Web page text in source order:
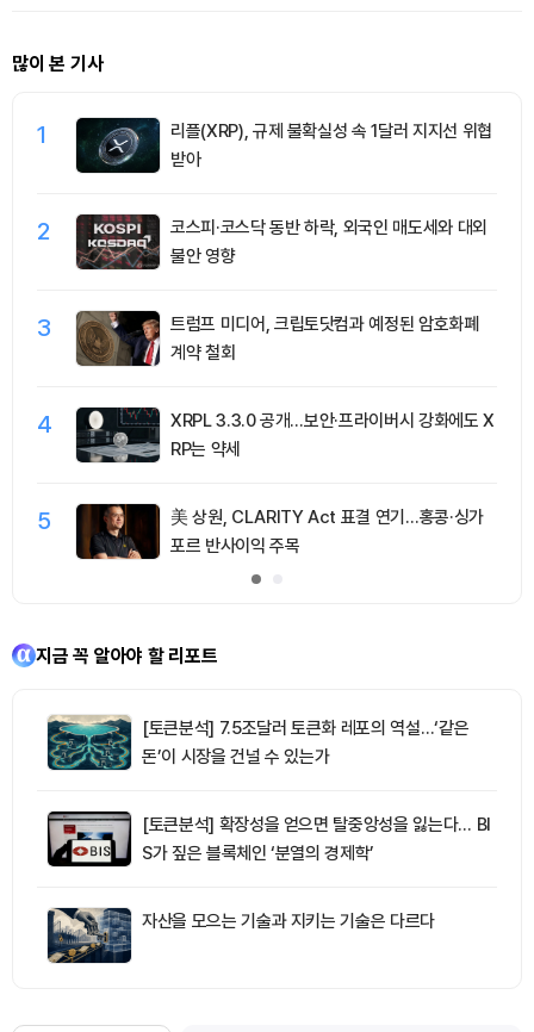
많이 본 기사
1
리플(XRP), 규제 불확실성 속 1달러 지지선 위협
받아
2
코스피·코스닥 동반 하락, 외국인 매도세와 대외
불안 영향
3
트럼프 미디어, 크립토닷컴과 예정된 암호화폐
계약 철회
4
XRPL 3.3.0 공개…보안·프라이버시 강화에도 X
RP는 약세
5
美 상원, CLARITY Act 표결 연기…홍콩·싱가
포르 반사이익 주목
지금 꼭 알아야 할 리포트
[토큰분석] 7.5조달러 토큰화 레포의 역설…‘같은
돈’이 시장을 건널 수 있는가
[토큰분석] 확장성을 얻으면 탈중앙성을 잃는다… BI
S가 짚은 블록체인 ‘분열의 경제학’
자산을 모으는 기술과 지키는 기술은 다르다